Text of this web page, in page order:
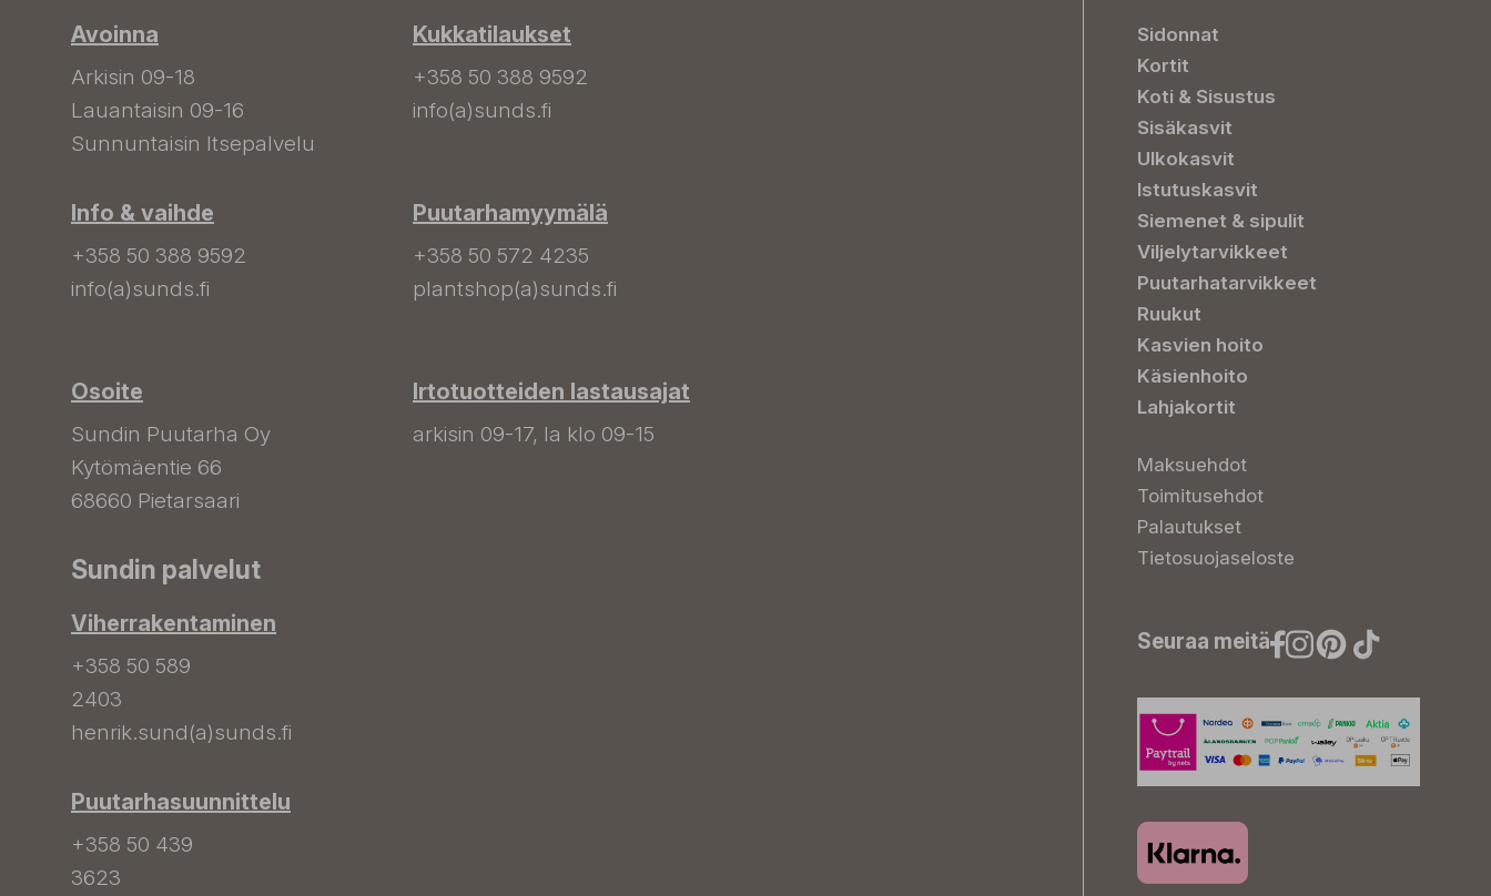
Avoinna
Arkisin 09-18
Lauantaisin 09-16
Sunnuntaisin Itsepalvelu
Info & vaihde
+358 50 388 9592
info(a)sunds.fi
Osoite
Sundin Puutarha Oy
Kytömäentie 66
68660 Pietarsaari
Kukkatilaukset
+358 50 388 9592
info(a)sunds.fi
Puutarhamyymälä
+358 50 572 4235
plantshop(a)sunds.fi
Irtotuotteiden lastausajat
arkisin 09-17, la klo 09-15
Sundin palvelut
Viherrakentaminen
+358 50 589
2403
henrik.sund(a)sunds.fi
Puutarhasuunnittelu
+358 50 439
3623
Sidonnat
Kortit
Koti & Sisustus
Sisäkasvit
Ulkokasvit
Istutuskasvit
Siemenet & sipulit
Viljelytarvikkeet
Puutarhatarvikkeet
Ruukut
Kasvien hoito
Käsienhoito
Lahjakortit
Maksuehdot
Toimitusehdot
Palautukset
Tietosuojaseloste
Seuraa meitä